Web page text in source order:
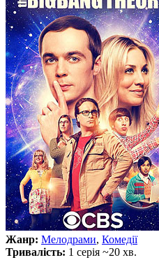
Жанр: Мелодрами, Комедії
Тривалість: 1 серія ~20 хв.